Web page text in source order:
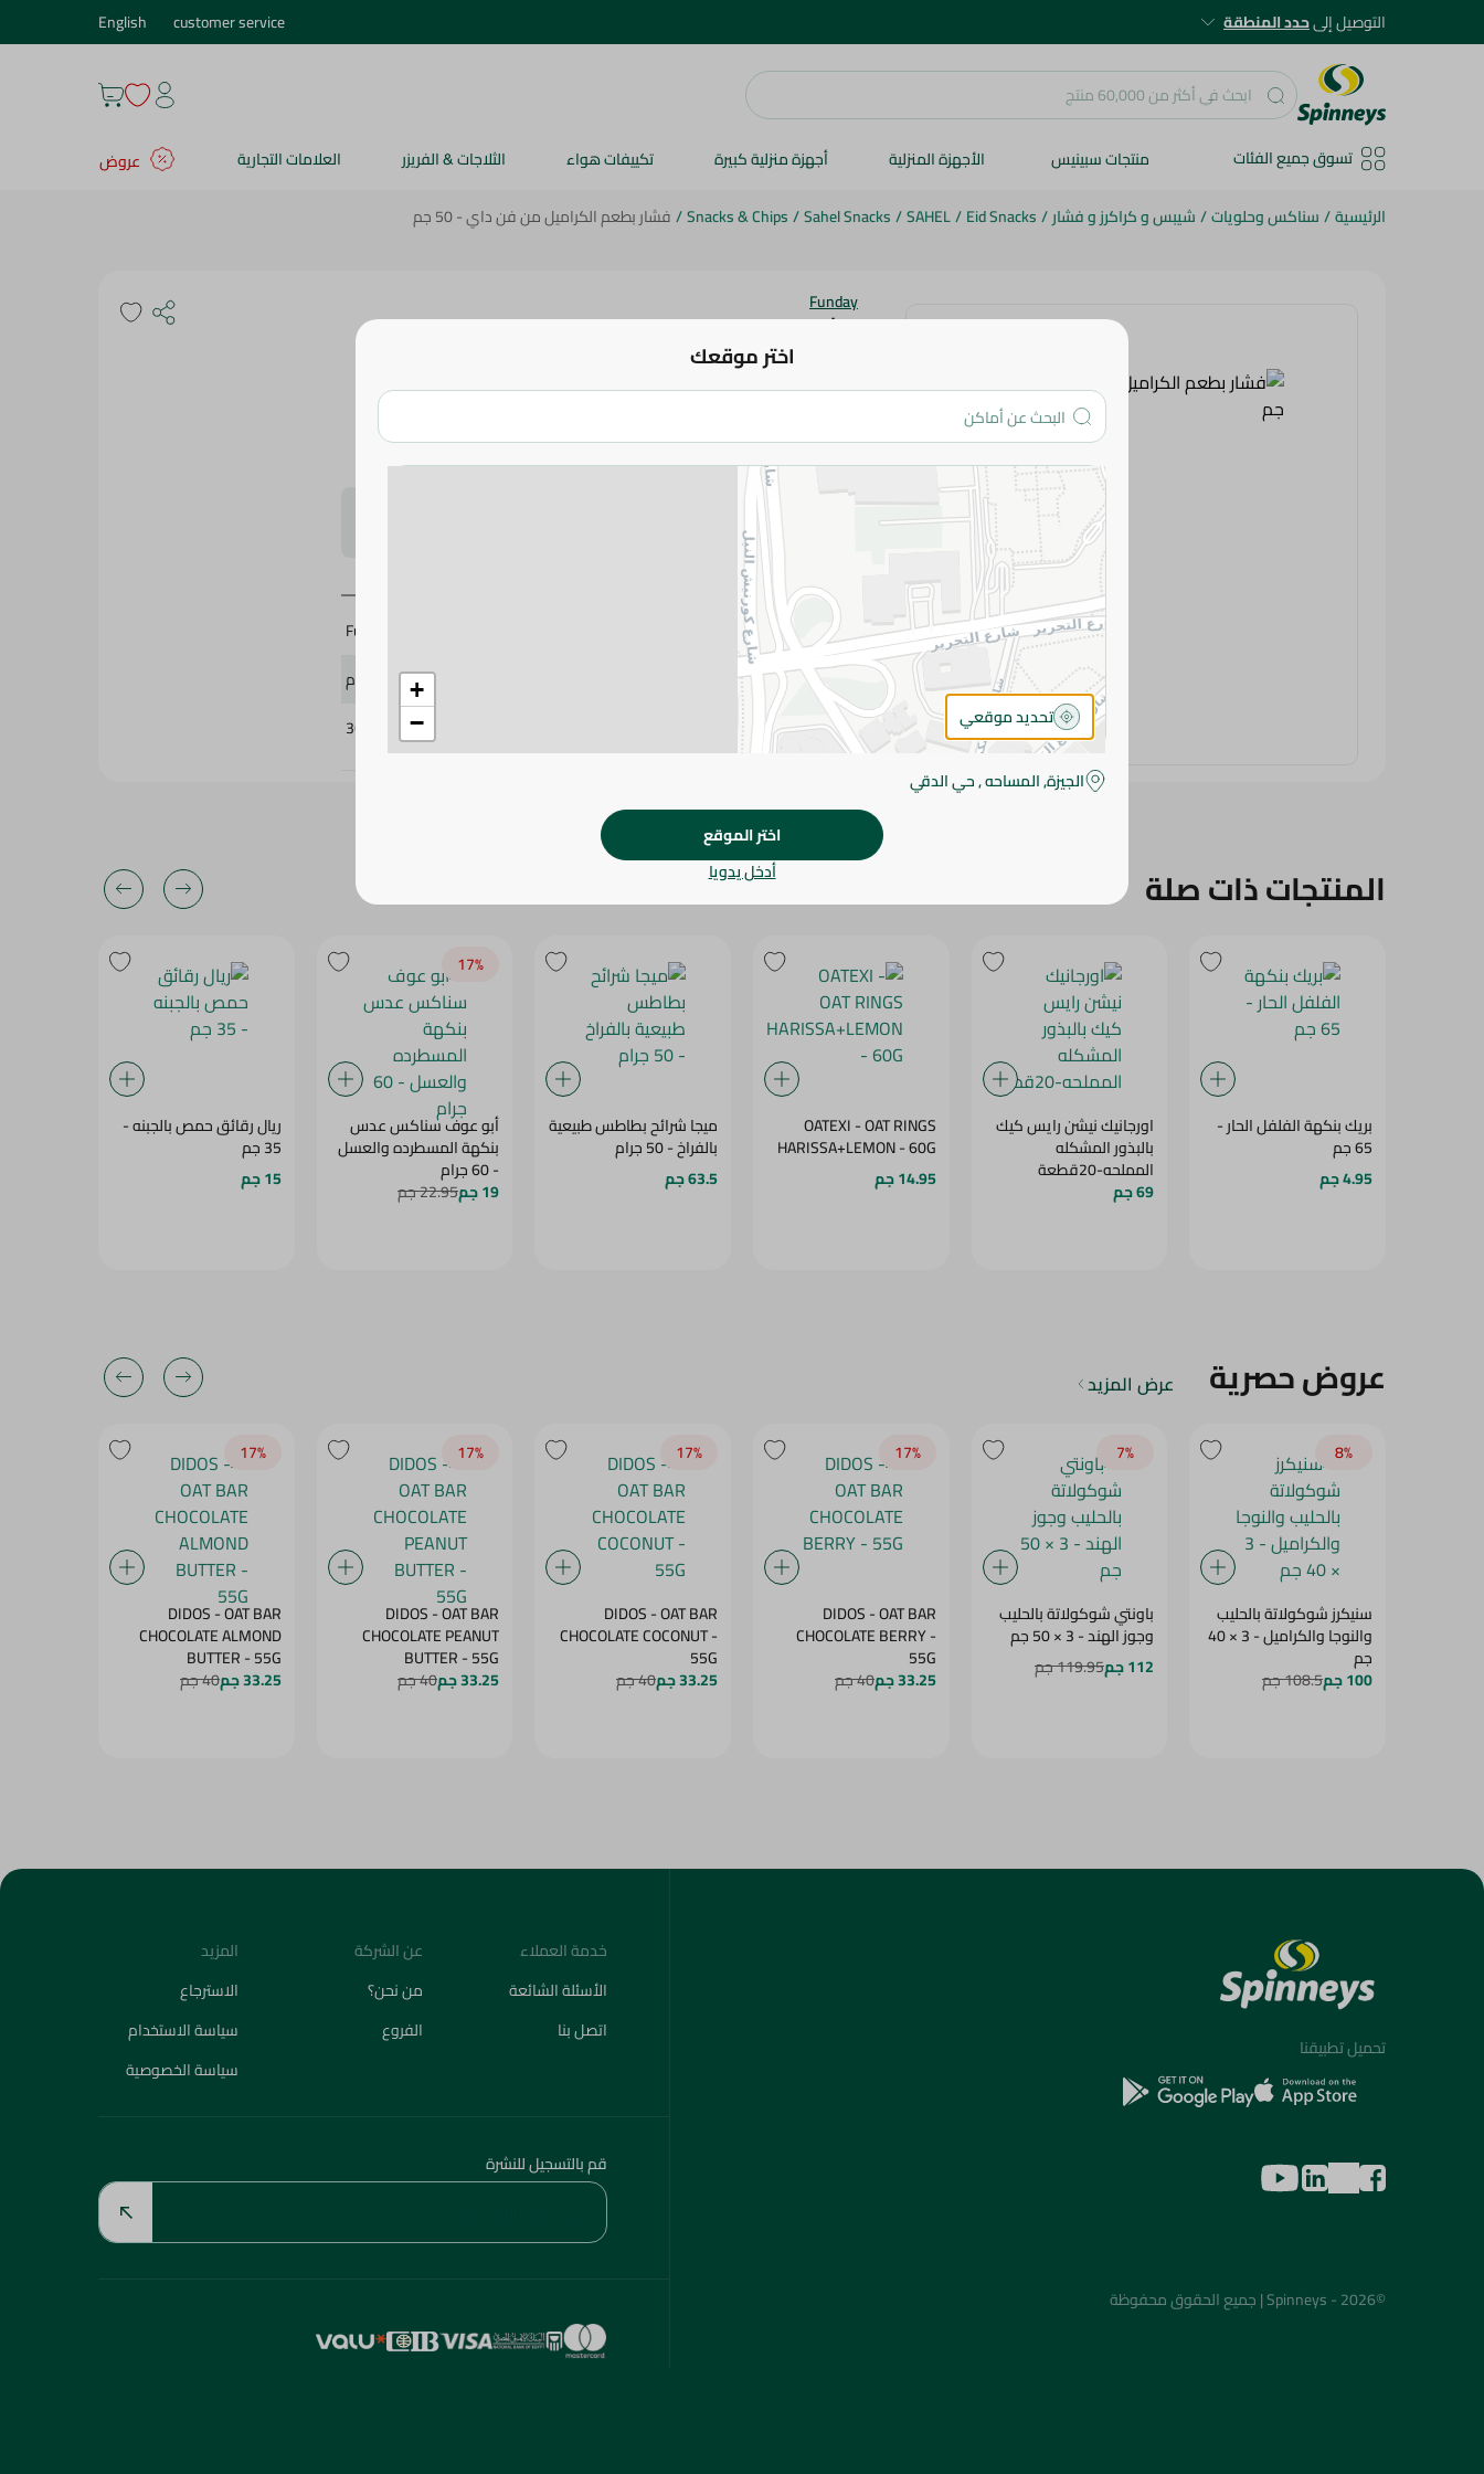
التوصيل إلىحدد المنطقة customer service
English
تسوق جميع الفئات منتجات سبينيس الأجهزة المنزلية أجهزة منزلية كبيرة تكييفات هواء الثلاجات & الفريزر العلامات التجارية
عروض
الرئيسية/سناكس وحلويات/شيبس و كراكرز و فشار/
Eid Snacks
/
SAHEL
/
Sahel Snacks
/
Snacks & Chips
/فشار بطعم الكراميل من فن داي - 50 جم
Funday
فشار بطعم الكراميل من فن داي - 50 جم
اضف للعربة
يرجى الملاحظة:
طفيف. قد يتغير التعبئة بناءً على التوفر.
المواصفات
براند
Funday
الحجم
SKU
369404
المنتجات ذات صلة
بريك بنكهة الفلفل الحار -
65 جم
4.95 جم
اورجانيك نيشن رايس كيك
بالبذور المشكله
المملحه-20قطعة
69 جم
OATEXI - OAT RINGS
HARISSA+LEMON - 60G
14.95 جم
ميجا شرائح بطاطس طبيعية
بالفراخ - 50 جرام
63.5 جم
17‎%‎
أبو عوف سناكس عدس
بنكهة المسطرده والعسل
- 60 جرام
19 جم 22.95 جم
ريال رقائق حمص بالجبنه -
35 جم
15 جم
عروض حصرية عرض المزيد
8‎%‎
سنيكرز شوكولاتة بالحليب
والنوجا والكراميل - 3 × 40
جم
100 جم 108.5 جم
7‎%‎
باونتي شوكولاتة بالحليب
وجوز الهند - 3 × 50 جم
112 جم
119.95 جم
17‎%‎
DIDOS - OAT BAR
CHOCOLATE BERRY -
55G
33.25 جم 40 جم
17‎%‎
DIDOS - OAT BAR
CHOCOLATE COCONUT -
55G
33.25 جم 40 جم
17‎%‎
DIDOS - OAT BAR
CHOCOLATE PEANUT
BUTTER - 55G
33.25 جم 40 جم
17‎%‎
DIDOS - OAT BAR
CHOCOLATE ALMOND
BUTTER - 55G
33.25 جم 40 جم
اختر موقعك
+
−
تحديد موقعي
الجيزة, المساحه , حي الدقي
اختر الموقع
أدخل يدويا
تحميل تطبيقنا
©2026 - Spinneys | جميع الحقوق محفوظة
خدمة العملاء
الأسئلة الشائعة
اتصل بنا
عن الشركة
من نحن؟
الفروع
المزيد
الاسترجاع
سياسة الاستخدام
سياسة الخصوصية
قم بالتسجيل للنشرة